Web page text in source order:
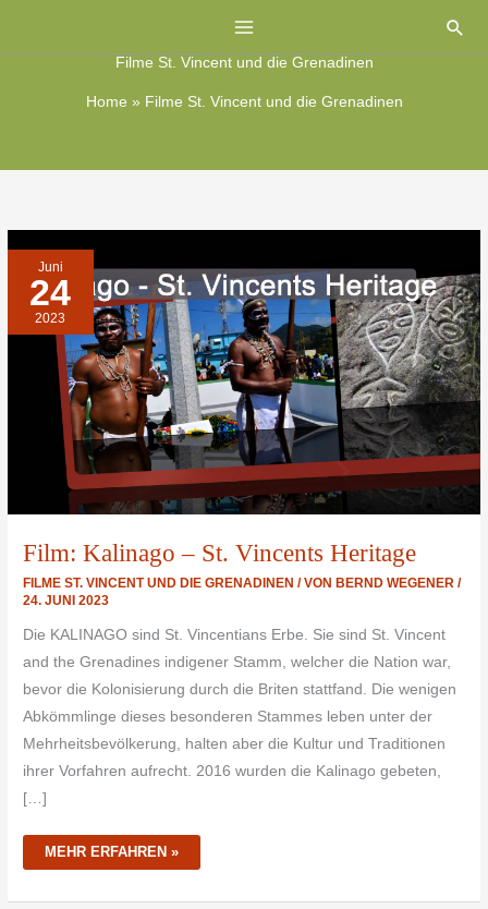
Filme St. Vincent und die Grenadinen
Home » Filme St. Vincent und die Grenadinen
Juni
24
2023
Film: Kalinago – St. Vincents Heritage
FILME ST. VINCENT UND DIE GRENADINEN / VONBERND WEGENER/
24. JUNI 2023
Die KALINAGO sind St. Vincentians Erbe. Sie sind St. Vincent
and the Grenadines indigener Stamm, welcher die Nation war,
bevor die Kolonisierung durch die Briten stattfand. Die wenigen
Abkömmlinge dieses besonderen Stammes leben unter der
Mehrheitsbevölkerung, halten aber die Kultur und Traditionen
ihrer Vorfahren aufrecht. 2016 wurden die Kalinago gebeten,
[…]
FILM:
KALINAGO
–
ST.
VINCENTS
HERITAGE
MEHR ERFAHREN »